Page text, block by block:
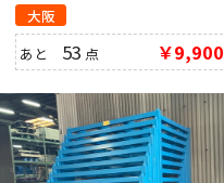
大阪
あと 53 点 ￥9,900